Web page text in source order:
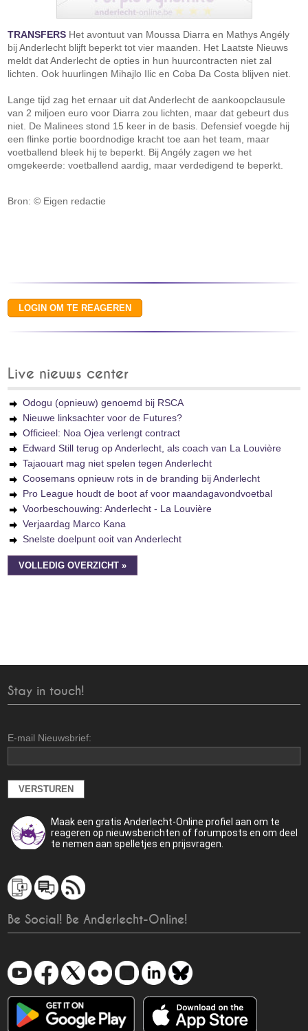
TRANSFERS Het avontuut van Moussa Diarra en Mathys Angély
bij Anderlecht blijft beperkt tot vier maanden. Het Laatste Nieuws
meldt dat Anderlecht de opties in hun huurcontracten niet zal
lichten. Ook huurlingen Mihajlo Ilic en Coba Da Costa blijven niet.
Lange tijd zag het ernaar uit dat Anderlecht de aankoopclausule
van 2 miljoen euro voor Diarra zou lichten, maar dat gebeurt dus
niet. De Malinees stond 15 keer in de basis. Defensief voegde hij
een flinke portie boordnodige kracht toe aan het team, maar
voetballend bleek hij te beperkt. Bij Angély zagen we het
omgekeerde: voetballend aardig, maar verdedigend te beperkt.
Bron: © Eigen redactie
Live nieuws center
Odogu (opnieuw) genoemd bij RSCA
Nieuwe linksachter voor de Futures?
Officieel: Noa Ojea verlengt contract
Edward Still terug op Anderlecht, als coach van La Louvière
Tajaouart mag niet spelen tegen Anderlecht
Coosemans opnieuw rots in de branding bij Anderlecht
Pro League houdt de boot af voor maandagavondvoetbal
Voorbeschouwing: Anderlecht - La Louvière
Verjaardag Marco Kana
Snelste doelpunt ooit van Anderlecht
VOLLEDIG OVERZICHT »
Stay in touch!
E-mail Nieuwsbrief:
Maak een gratis Anderlecht-Online profiel aan om te
reageren op nieuwsberichten of forumposts en om deel
te nemen aan spelletjes en prijsvragen.
Be Social! Be Anderlecht-Online!